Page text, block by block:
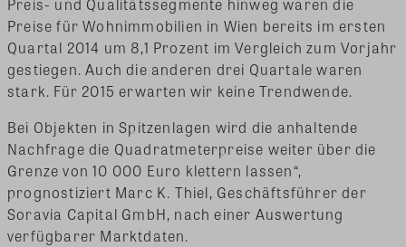
Preise für Wohnimmobilien in Wien bereits im ersten
Quartal 2014 um 8,1 Prozent im Vergleich zum Vorjahr
gestiegen. Auch die anderen drei Quartale waren
stark. Für 2015 erwarten wir keine Trendwende.
Bei Objekten in Spitzenlagen wird die anhaltende
Nachfrage die Quadratmeterpreise weiter über die
Grenze von 10 000 Euro klettern lassen“,
prognostiziert Marc K. Thiel, Geschäftsführer der
Soravia Capital GmbH, nach einer Auswertung
verfügbarer Marktdaten.